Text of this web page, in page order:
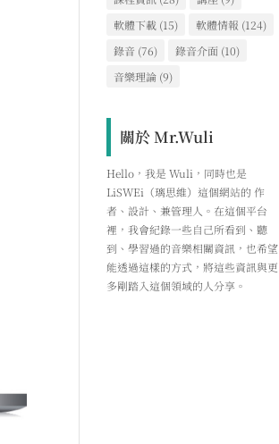
軟體下載 (15) 軟體情報 (124)
錄音 (76) 錄音介面 (10)
音樂理論 (9)
關於 Mr.Wuli
Hello，我是 Wuli，同時也是
LiSWEi（璃思維）這個網站的 作
者、設計、兼管理人。在這個平台
裡，我會紀錄一些自己所看到、聽
到、學習過的音樂相關資訊，也希望
能透過這樣的方式，將這些資訊與更
多剛踏入這個領域的人分享。